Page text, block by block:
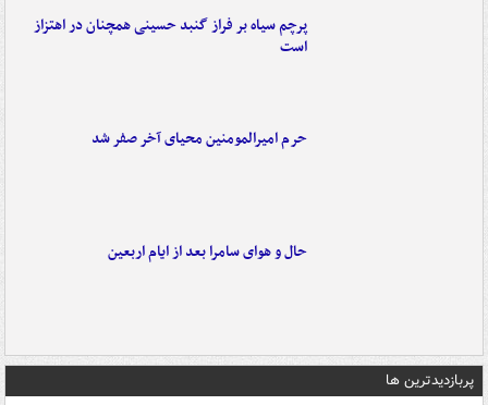
پرچم سیاه بر فراز گنبد حسینی همچنان در اهتزاز
است
حرم امیرالمومنین محیای آخر صفر شد
حال و هوای سامرا بعد از ایام اربعین
پربازدیدترین ها